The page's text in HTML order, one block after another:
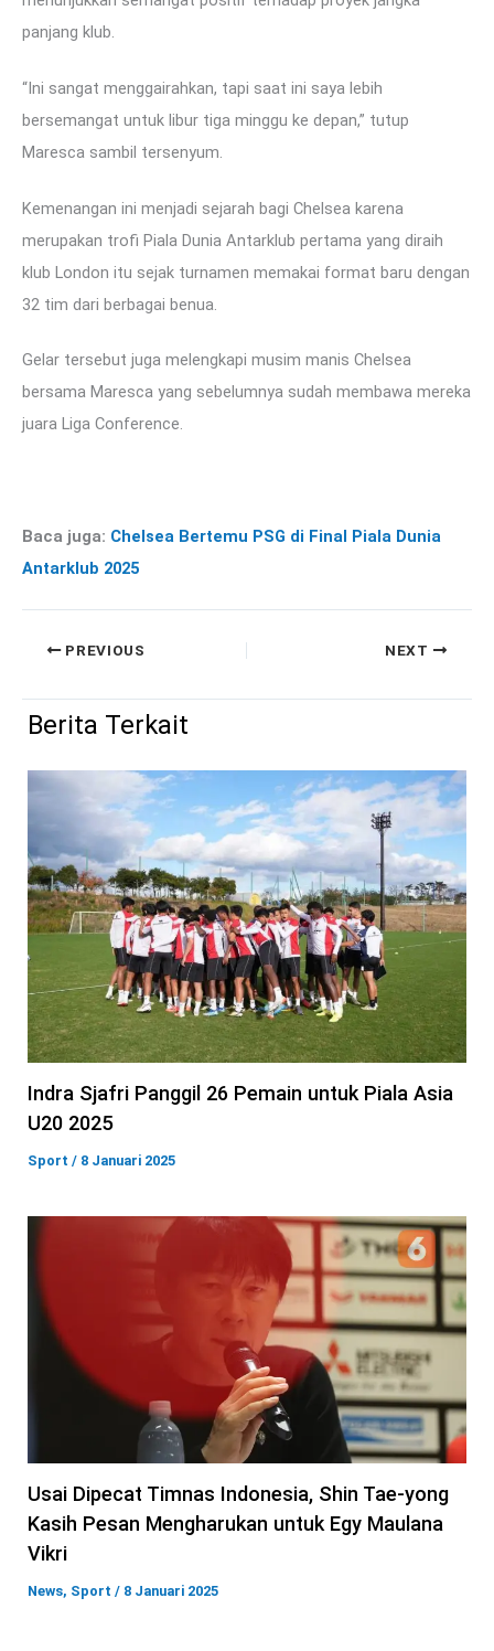
panjang klub.
“Ini sangat menggairahkan, tapi saat ini saya lebih
bersemangat untuk libur tiga minggu ke depan,” tutup
Maresca sambil tersenyum.
Kemenangan ini menjadi sejarah bagi Chelsea karena
merupakan trofi Piala Dunia Antarklub pertama yang diraih
klub London itu sejak turnamen memakai format baru dengan
32 tim dari berbagai benua.
Gelar tersebut juga melengkapi musim manis Chelsea
bersama Maresca yang sebelumnya sudah membawa mereka
juara Liga Conference.
Baca juga: Chelsea Bertemu PSG di Final Piala Dunia
Antarklub 2025
PREVIOUS NEXT
Berita Terkait
Indra Sjafri Panggil 26 Pemain untuk Piala Asia
U20 2025
Sport / 8 Januari 2025
Usai Dipecat Timnas Indonesia, Shin Tae-yong
Kasih Pesan Mengharukan untuk Egy Maulana
Vikri
News, Sport / 8 Januari 2025